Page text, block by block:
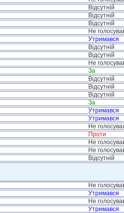
Відсутній
Відсутній
Відсутній
Не
Утримався
Відсутній
Відсутній
Не
За
Відсутній
Відсутній
Відсутній
За
Утримався
Утримався
Не
Проти
Не
Не
Відсутній
Не
Утримався
Не
Утримався